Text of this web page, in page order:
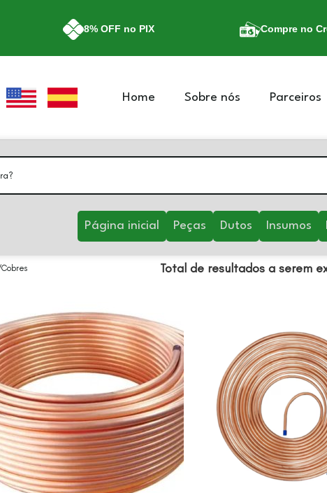
8% OFF no PIX Compre no
Home Sobre nós Parceiros
Página inicial Peças Dutos Insumos
Cobres Total de resultados a serem